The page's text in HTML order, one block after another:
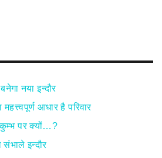
नया इन्दौर
आधार है परिवार
पर क्यों…?
इन्दौर